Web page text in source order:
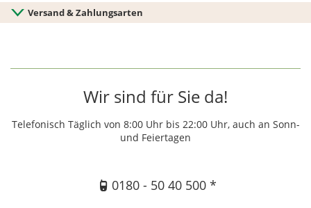
Versand & Zahlungsarten
Wir sind für Sie da!
Telefonisch Täglich von 8:00 Uhr bis 22:00 Uhr, auch an Sonn-
und Feiertagen
0180 - 50 40 500 *